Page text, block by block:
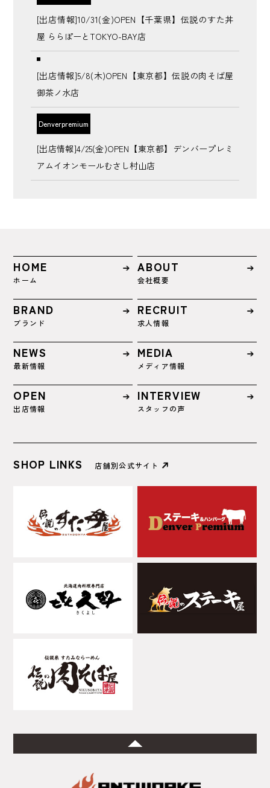
[出店情報]10/31(金)OPEN【千葉県】伝説のすた丼
屋 ららぽーとTOKYO-BAY店
[出店情報]5/8(木)OPEN【東京都】伝説の肉そば屋
御茶ノ水店
Denverpremium
[出店情報]4/25(金)OPEN【東京都】デンバープレミ
アムイオンモールむさし村山店
HOME
ホーム
ABOUT
会社概要
BRAND
ブランド
RECRUIT
求人情報
NEWS
最新情報
MEDIA
メディア情報
OPEN
出店情報
INTERVIEW
スタッフの声
SHOP LINKS 店舗別公式サイト